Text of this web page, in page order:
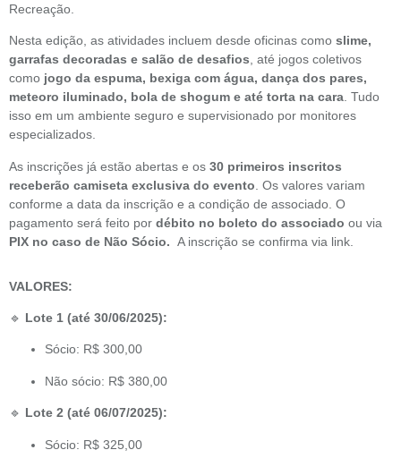
Recreação.
Nesta edição, as atividades incluem desde oficinas como slime,
garrafas decoradas e salão de desafios, até jogos coletivos
como jogo da espuma, bexiga com água, dança dos pares,
meteoro iluminado, bola de shogum e até torta na cara. Tudo
isso em um ambiente seguro e supervisionado por monitores
especializados.
As inscrições já estão abertas e os 30 primeiros inscritos
receberão camiseta exclusiva do evento . Os valores variam
conforme a data da inscrição e a condição de associado. O
pagamento será feito por débito no boleto do associado ou via
PIX no caso de Não Sócio. A inscrição se confirma via link.
VALORES:
🔹 Lote 1 (até 30/06/2025):
Sócio: R$ 300,00
Não sócio: R$ 380,00
🔹 Lote 2 (até 06/07/2025):
Sócio: R$ 325,00